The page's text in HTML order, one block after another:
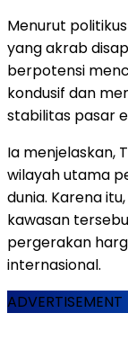
Menurut
yang akrab
berpotensi
kondusif dan
stabilitas pasar
Ia menjelaskan,
wilayah utama
dunia. Karena
kawasan
pergerakan
internasional.
ADVERTISEMENT